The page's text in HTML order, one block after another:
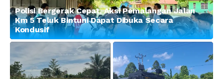
Polisi Bergerak Cepat, Aksi Pemalangan Jalan
Km 5 Teluk Bintuni Dapat Dibuka Secara
Kondusif